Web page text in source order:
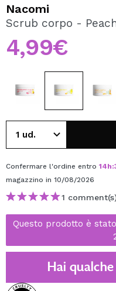
Creando un account su
acquisti velocemente,
consultare le tue
Nacomi
Scrub corpo -
4,99€
Confermare l'ordine entro 14h:
magazzino in 10/08/2026
1
Questo prodotto è stato
Hai